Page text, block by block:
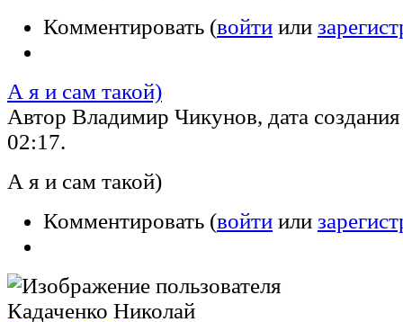
Комментировать (войти или
А я и сам такой)
Автор Владимир Чикунов, дата
02:17.
А я и сам такой)
Комментировать (войти или